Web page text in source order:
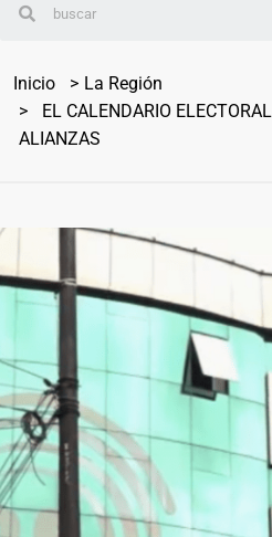
Inicio
La Región
EL CALENDARIO
ALIANZAS